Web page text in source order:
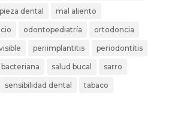
dental mal aliento
odontopediatría ortodoncia
periimplantitis periodontitis
bacteriana salud bucal sarro
sensibilidad dental tabaco